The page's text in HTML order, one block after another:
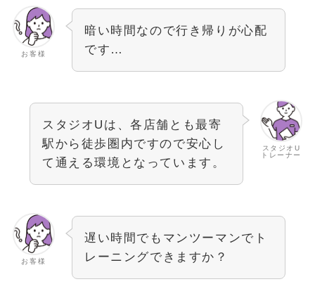
お客様
暗い時間なので行き帰りが心配
です…
スタジオU
トレーナー
スタジオUは、各店舗とも最寄
駅から徒歩圏内ですので安心し
て通える環境となっています。
お客様
遅い時間でもマンツーマンでト
レーニングできますか？